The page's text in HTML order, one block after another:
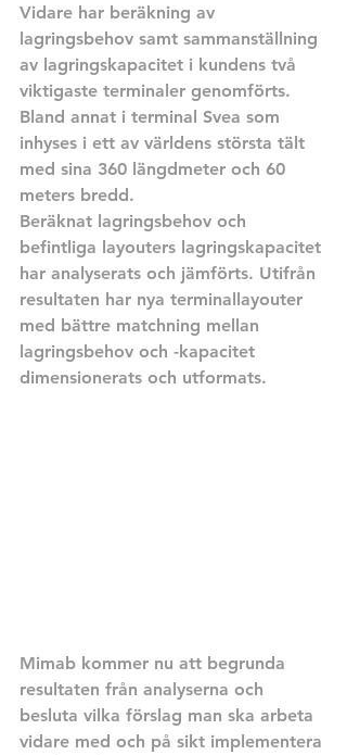
Vidare har beräkning av
lagringsbehov samt sammanställning
av lagringskapacitet i kundens två
viktigaste terminaler genomförts.
Bland annat i terminal Svea som
inhyses i ett av världens största tält
med sina 360 längdmeter och 60
meters bredd.
Beräknat lagringsbehov och
befintliga layouters lagringskapacitet
har analyserats och jämförts. Utifrån
resultaten har nya terminallayouter
med bättre matchning mellan
lagringsbehov och -kapacitet
dimensionerats och utformats.
Mimab kommer nu att begrunda
resultaten från analyserna och
besluta vilka förslag man ska arbeta
vidare med och på sikt implementera